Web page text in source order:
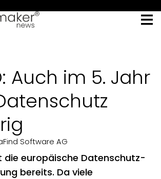
Auch im 5. Jahr
Software AG
die europäische Datenschutz-
bereits. Da viele